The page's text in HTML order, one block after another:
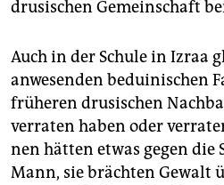
drusischen Gemeinschaft
Auch in der Schule in Izraa
anwesenden beduinischen
früheren drusischen
verraten haben oder
nen hätten etwas gegen
Mann, sie brächten Gewalt